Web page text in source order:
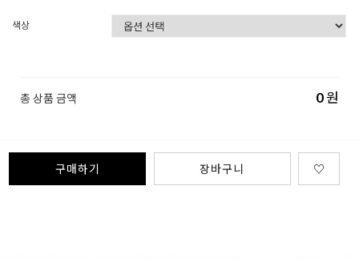
색상
총 상품 금액 0원
구매하기 장바구니 ♡